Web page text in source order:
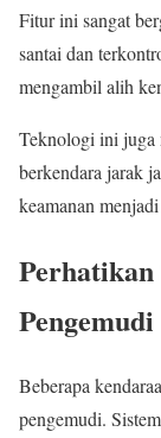
Fitur ini sangat
santai dan
mengambil alih
Teknologi ini juga
berkendara jarak
keamanan
Perhatikan
Pengemudi
Beberapa
pengemudi.